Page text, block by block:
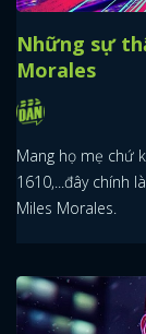
Những sự
Morales
Mang họ mẹ chứ
1610,...đây chính
Miles Morales.